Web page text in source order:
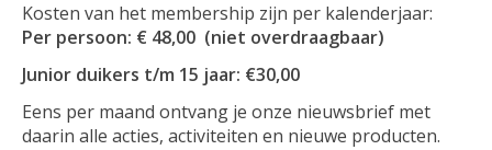
Kosten van het membership zijn per kalenderjaar:
Per persoon: € 48,00 (niet overdraagbaar)
Junior duikers t/m 15 jaar: €30,00
Eens per maand ontvang je onze nieuwsbrief met
daarin alle acties, activiteiten en nieuwe producten.